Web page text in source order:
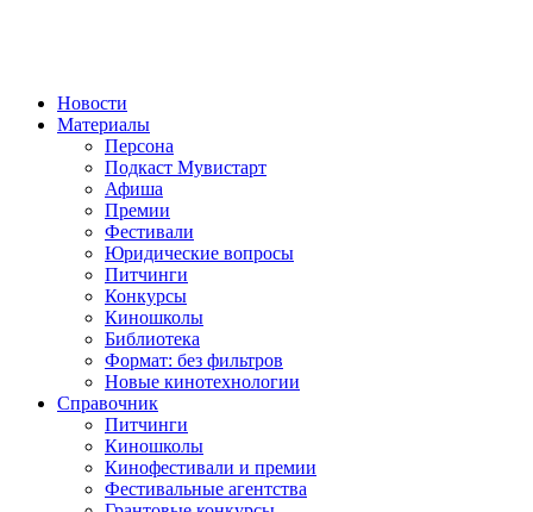
Новости
Материалы
Персона
Подкаст Мувистарт
Афиша
Премии
Фестивали
Юридические вопросы
Питчинги
Конкурсы
Киношколы
Библиотека
Формат: без фильтров
Новые кинотехнологии
Справочник
Питчинги
Киношколы
Кинофестивали и премии
Фестивальные агентства